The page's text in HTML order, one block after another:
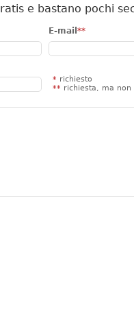
e bastano pochi
E-mail **
* richiesto
** richiesta, ma non